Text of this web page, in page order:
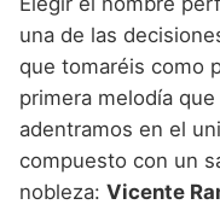
Nombres
Nombres
Nombres de
Nombres
Nombres de
una de las
que tomaréis como
primera melodía
adentramos en el
compuesto con un
nobleza: Vicente